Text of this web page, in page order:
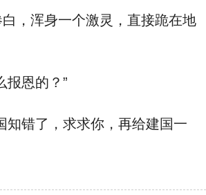
，浑身一个激灵，直接跪在地
恩的？”
错了，求求你，再给建国一